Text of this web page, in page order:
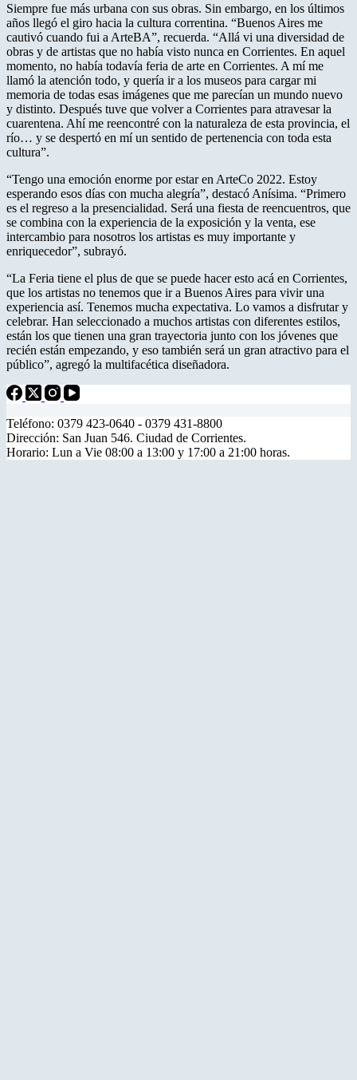
Siempre fue más urbana con sus obras. Sin embargo, en los últimos
años llegó el giro hacia la cultura correntina. “Buenos Aires me
cautivó cuando fui a ArteBA”, recuerda. “Allá vi una diversidad de
obras y de artistas que no había visto nunca en Corrientes. En aquel
momento, no había todavía feria de arte en Corrientes. A mí me
llamó la atención todo, y quería ir a los museos para cargar mi
memoria de todas esas imágenes que me parecían un mundo nuevo
y distinto. Después tuve que volver a Corrientes para atravesar la
cuarentena. Ahí me reencontré con la naturaleza de esta provincia, el
río… y se despertó en mí un sentido de pertenencia con toda esta
cultura”.
“Tengo una emoción enorme por estar en ArteCo 2022. Estoy
esperando esos días con mucha alegría”, destacó Anísima. “Primero
es el regreso a la presencialidad. Será una fiesta de reencuentros, que
se combina con la experiencia de la exposición y la venta, ese
intercambio para nosotros los artistas es muy importante y
enriquecedor”, subrayó.
“La Feria tiene el plus de que se puede hacer esto acá en Corrientes,
que los artistas no tenemos que ir a Buenos Aires para vivir una
experiencia así. Tenemos mucha expectativa. Lo vamos a disfrutar y
celebrar. Han seleccionado a muchos artistas con diferentes estilos,
están los que tienen una gran trayectoria junto con los jóvenes que
recién están empezando, y eso también será un gran atractivo para el
público”, agregó la multifacética diseñadora.
Teléfono: 0379 423-0640 - 0379 431-8800
Dirección: San Juan 546. Ciudad de Corrientes.
Horario: Lun a Vie 08:00 a 13:00 y 17:00 a 21:00 horas.